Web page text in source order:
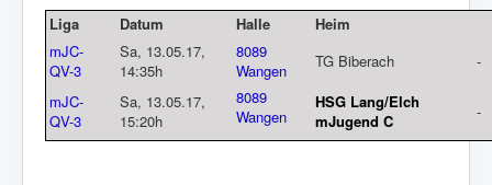
Liga Datum Halle
Heim
mJC-
QV-3
Sa, 13.05.17,
14:35h
8089
Wangen
TG Biberach
-
mJC-
QV-3
Sa, 13.05.17,
15:20h
8089
Wangen
HSG Lang/Elch
mJugend C
-